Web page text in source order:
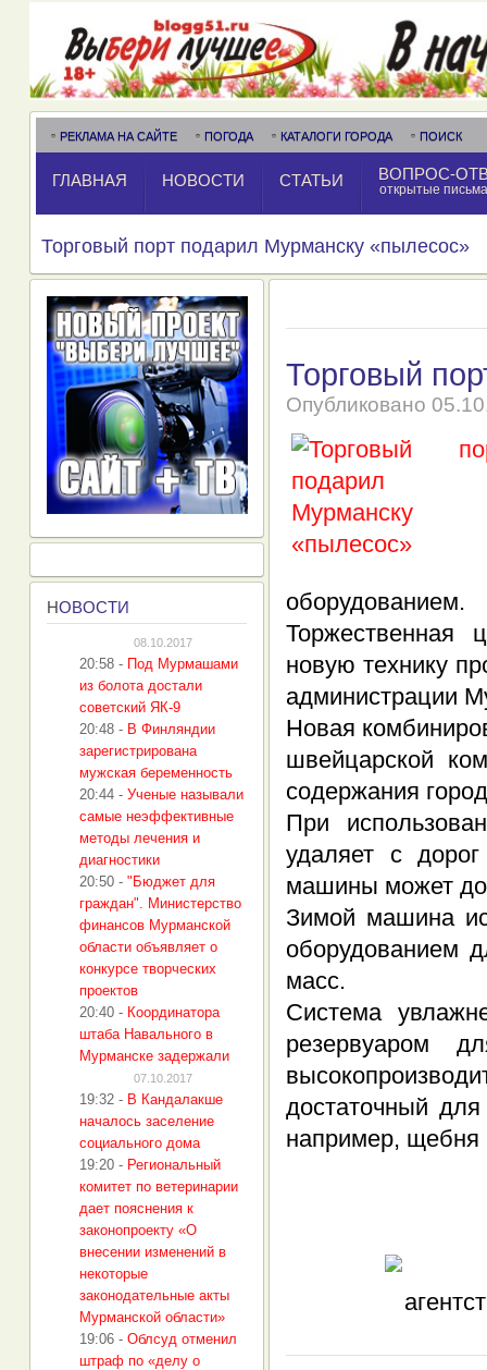
РЕКЛАМА НА САЙТЕ ПОГОДА КАТАЛОГИ ГОРОДА ПОИСК
ГЛАВНАЯ НОВОСТИ СТАТЬИ ВОПРОС-
открытые письма
Торговый порт подарил Мурманску «пылесос»
Торговый
Опубликовано
оборудованием.
Торжественная
новую технику
администрации
Новая
швейцарской
содержания
При
удаляет с
машины может
Зимой машина
оборудованием
масс.
Система
резервуаром
достаточный
например, щебня
НОВОСТИ
08.10.2017
20:58 - Под Мурмашами
из болота достали
советский ЯК-9
20:48 - В Финляндии
зарегистрирована
мужская беременность
20:44 - Ученые называли
самые неэффективные
методы лечения и
диагностики
20:50 - "Бюджет для
граждан". Министерство
финансов Мурманской
области объявляет о
конкурсе творческих
проектов
20:40 - Координатора
штаба Навального в
Мурманске задержали
07.10.2017
19:32 - В Кандалакше
началось заселение
социального дома
19:20 - Региональный
комитет по ветеринарии
дает пояснения к
законопроекту «О
внесении изменений в
некоторые
законодательные акты
Мурманской области»
19:06 - Облсуд отменил
штраф по «делу о